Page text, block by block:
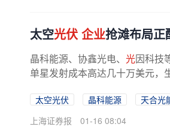
太空光伏 企业抢滩布局正
晶科能源、协鑫光电、 光因科技
单星发射成本高达几十万美元，
太空光伏 晶科能源
天合光
上海证券报
01-16 08:04